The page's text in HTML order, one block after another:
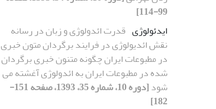
99-114]
ایدئولوژی قدرت ائدولوژی و زبان در رسانه
نقش ائدیولوژی در فرایند برگردان متون خبری
در مطبوعات ایران چگونه متنون خبری برگردان
شده در مطبوعات ایران به ائدولوژی آغشته می
شود
[دوره 10، شماره 35، 1393، صفحه 151-
182]